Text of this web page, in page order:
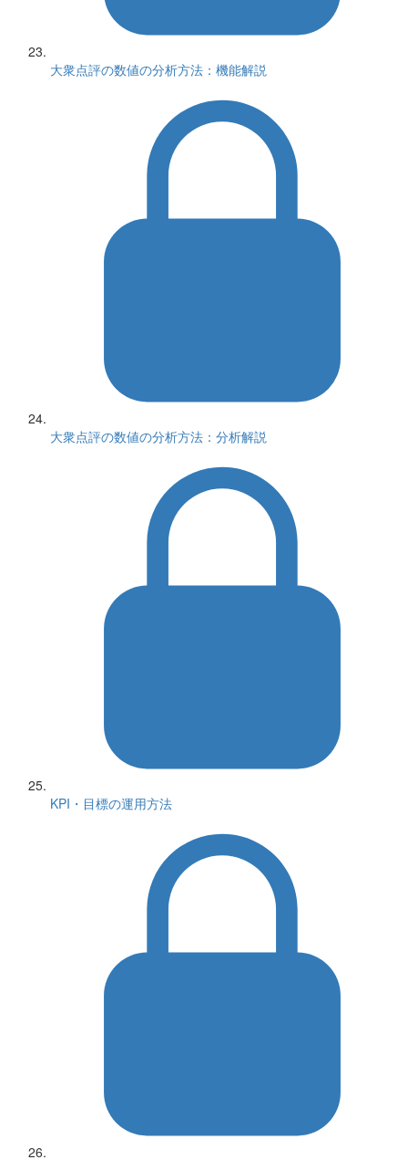
大衆点評の数値の分析方法：機能解説
大衆点評の数値の分析方法：分析解説
KPI・目標の運用方法